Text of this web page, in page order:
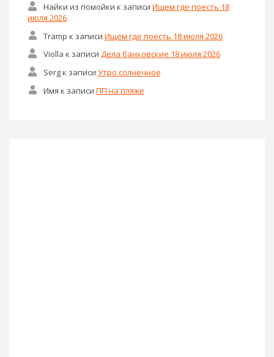
Найки из помойки к записи Ищем где поесть 18
июля 2026
Tramp к записи Ищем где поесть 18 июля 2026
Violla к записи Дела банковские 18 июля 2026
Sergк записи Утро солнечное
Имя к записи ПП на пляже